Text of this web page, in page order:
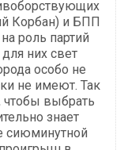
Корбан) и БПП
роль партий
них свет
особо не
не имеют. Так
чтобы выбрать
знает
сиюминутной